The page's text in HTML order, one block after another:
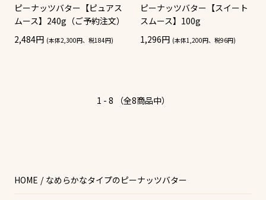
HOME なめらかなタイプのピーナッツバター
ピーナッツバター【ピュアス
ムース】240g（ご予約注文）
2,484円 (本体2,300円、税184円)
ピーナッツバター【スイート
スムース】100g
1,296円 (本体1,200円、税96円)
1 - 8 （全8商品中）